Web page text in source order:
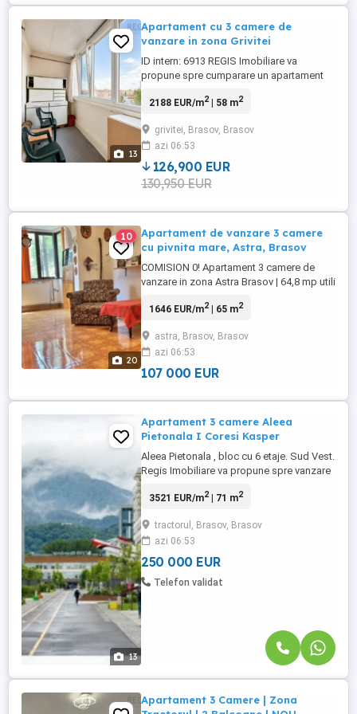
13
Apartament cu 3 camere de
vanzare in zona Grivitei
ID intern: 6913 REGIS Imobiliare va
propune spre cumparare un apartament
izolat termic pe Bd. Grivitei 43. Acesta este
si confort. Locuinta se vinde exact ca in
poze, intr-o stare ce necesita renovare,
fara modificari ...
2188 EUR/m2| 58 m2
grivitei, Brasov, Brasov
azi 06:53
126,900 EUR
130,950 EUR
20
10
Apartament de vanzare 3 camere
cu pivnita mare, Astra, Brasov
COMISION 0! Apartament 3 camere de
vanzare in zona Astra Brasov | 64,8 mp utili
imobiliara inteligenta in Brasov. REGIS
apartament cu 3 camere situat pe strada
Sarmisegetuza, Brasov, cu o suprafata de
64,8 mp, ideal ...
1646 EUR/m2| 65 m2
astra, Brasov, Brasov
azi 06:53
107 000 EUR
13
Apartament 3 camere Aleea
Pietonala I Coresi Kasper
Aleea Pietonala , bloc cu 6 etaje. Sud Vest.
Regis Imobiliare va propune spre vanzare
cartierul Coresi Avantgarden un proiect
titrati dezvoltatori din Brasov, recunoscut
pentru standardul constructiilor si al
comunitatii create. Cartierul ...
3521 EUR/m2| 71 m2
tractorul, Brasov, Brasov
azi 06:53
250 000 EUR
Telefon validat
Apartament 3 Camere | Zona